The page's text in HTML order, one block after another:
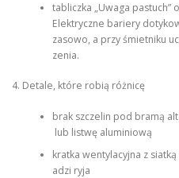
tabliczka „Uwaga pastuch”
Elektryczne bariery
zasowo, a przy śmietniku
zenia.
4. Detale, które robią różnicę
brak szczelin pod bramą
lub listwę aluminiową
kratka wentylacyjna z
adzi ryja